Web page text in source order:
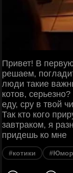
Привет! В
решаем,
люди такие
котов,
еду, сру в твой
Так кто кого
завтраком, я
придешь ко мне
#котики #Юмор